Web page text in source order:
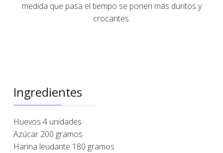
medida que pasa el tiempo se ponen más duritos y
crocantes.
Ingredientes
Huevos 4 unidades
Azúcar 200 gramos
Harina leudante 180 gramos